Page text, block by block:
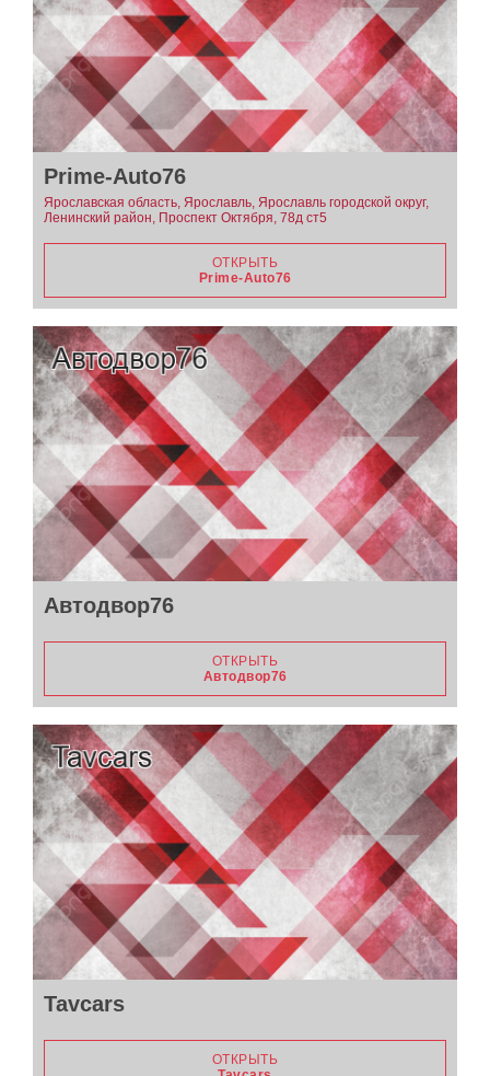
Prime-Auto76
Ярославская область, Ярославль, Ярославль городской округ,
Ленинский район, Проспект Октября, 78д ст5
ОТКРЫТЬ
Prime-Auto76
Автодвор76
ОТКРЫТЬ
Автодвор76
Tavcars
ОТКРЫТЬ